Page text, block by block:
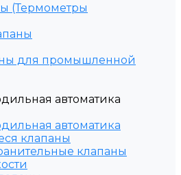
(Термометры
для промышленной
автоматика
автоматика
клапаны
клапаны